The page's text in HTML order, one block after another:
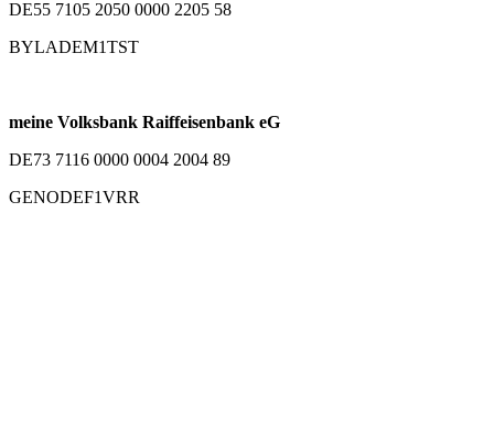
DE55 7105 2050 0000 2205 58
BYLADEM1TST
meine Volksbank Raiffeisenbank eG
DE73 7116 0000 0004 2004 89
GENODEF1VRR